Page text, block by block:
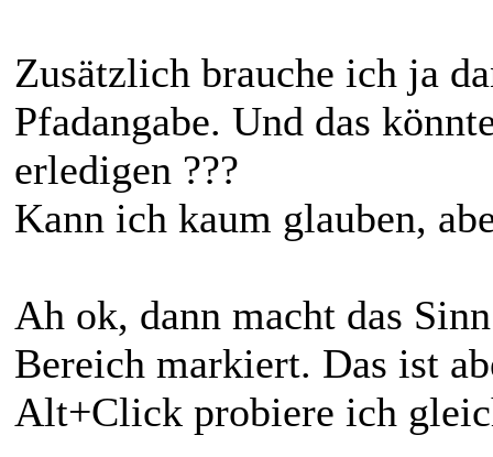
Zusätzlich brauche ich ja
Pfadangabe. Und das
erledigen ???
Kann ich kaum glauben,
Ah ok, dann macht das
Bereich markiert. Das ist
Alt+Click probiere ich